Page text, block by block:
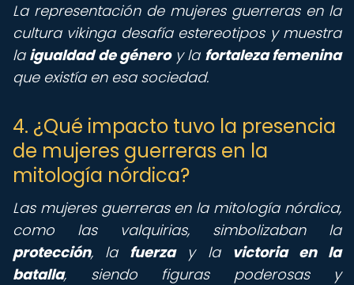
La representación de mujeres guerreras en la
cultura vikinga desafía estereotipos y muestra
la igualdad de géneroy la fortaleza femenina
que existía en esa sociedad.
4. ¿Qué impacto tuvo la presencia
de mujeres guerreras en la
mitología nórdica?
Las mujeres guerreras en la mitología nórdica,
como las valquirias, simbolizaban la
protección, la fuerzay la victoria en la
batalla, siendo figuras poderosas y